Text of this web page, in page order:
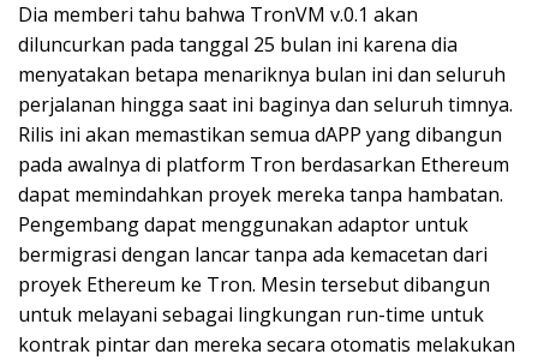
Dia memberi tahu bahwa TronVM v.0.1 akan
diluncurkan pada tanggal 25 bulan ini karena dia
menyatakan betapa menariknya bulan ini dan seluruh
perjalanan hingga saat ini baginya dan seluruh timnya.
Rilis ini akan memastikan semua dAPP yang dibangun
pada awalnya di platform Tron berdasarkan Ethereum
dapat memindahkan proyek mereka tanpa hambatan.
Pengembang dapat menggunakan adaptor untuk
bermigrasi dengan lancar tanpa ada kemacetan dari
proyek Ethereum ke Tron. Mesin tersebut dibangun
untuk melayani sebagai lingkungan run-time untuk
kontrak pintar dan mereka secara otomatis melakukan